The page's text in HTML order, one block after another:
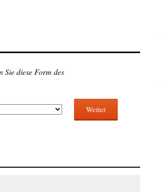
Sie diese Form des
Weiter